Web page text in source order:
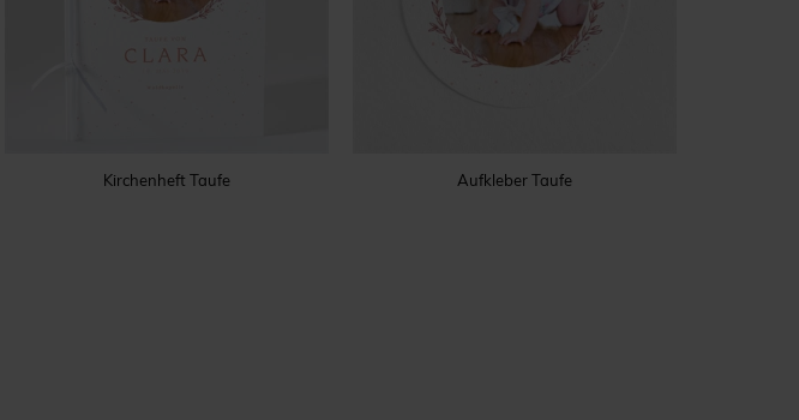
Kirchenheft Taufe Aufkleber Taufe